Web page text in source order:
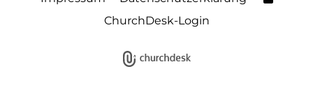
ChurchDesk-Login